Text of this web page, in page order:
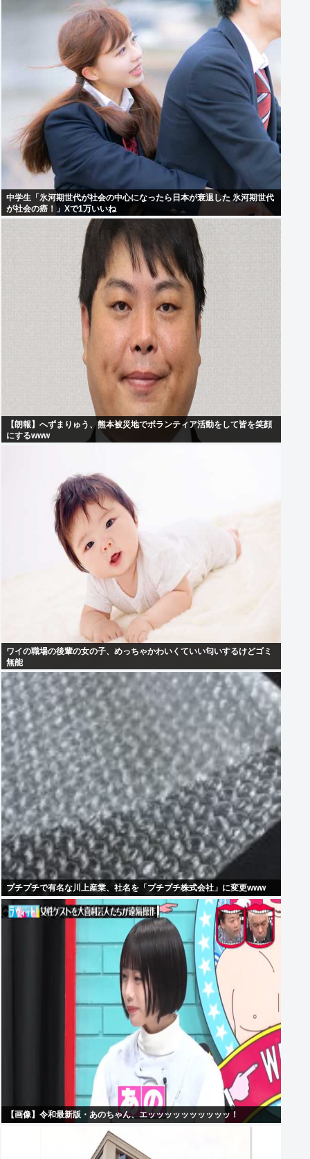
中学生「氷河期世代が社会の中心になったら日本が衰退した 氷河期世代
が社会の癌！」Xで1万いいね
【朗報】へずまりゅう、熊本被災地でボランティア活動をして皆を笑顔
にするwww
ワイの職場の後輩の女の子、めっちゃかわいくていい匂いするけどゴミ
無能
プチプチで有名な川上産業、社名を「プチプチ株式会社」に変更www
【画像】令和最新版・あのちゃん、エッッッッッッッッッッ！